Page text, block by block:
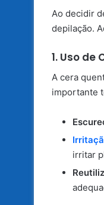
Ao decidir
depilação.
1. Uso de
A cera
importante
irritar